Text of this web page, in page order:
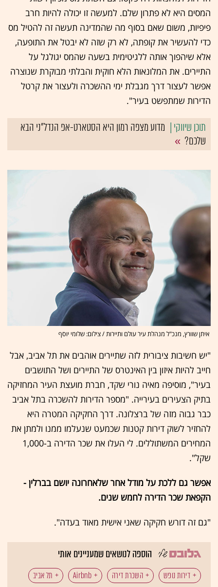
המסים היא לא פתרון שלם. למעשה זו יכולה להיות חרב
פיפיות, משום שאם בסוף מה שהמדינה תעשה זה להטיל מס
כדי להעשיר את קופתה, לא רק שזה לא יבטל את התופעה,
אלא שיהפוך אותה ללגיטימית בשעה שהמס יגולגל על
התיירים. את המלונאות הלא חוקית והבלתי מבוקרת שנוצרה
אפשר לעצור דרך מגבלת ימי ההשכרה ולעצור את קרטל
הדירות שמתפשט בעיר".
מדוע מצפה רמון היא הסטארט-אפ הנדל"ני הבא
שלכם?
איתן שוורץ, מנכ"ל מנהלת עיר עולם ותיירות / צילום: שלומי יוסף
"יש חשיבות ציבורית לזה שתיירים אוהבים את תל אביב, אבל
חייב להיות איזון בין האינטרס של התיירים ושל התושבים
בעיר", מוסיפה מאיה נורי שקד, חברת מועצת העיר המחזיקה
בתיק הצעירים בעירייה. "מספר הדירות להשכרה בתל אביב
כבר גבוה מזה של ברצלונה. דרך החקיקה המטרה היא
להחזיר לשוק דירות קטנות שכמעט שנעלמו ממנו ולמתן את
המחירים המשתוללים. לי העלו את שכר הדירה ב-1,000
שקל".
אפשר גם ללכת על מודל אחר שלאחרונה יושם בברלין -
הקפאת שכר הדירה לחמש שנים.
"גם זה דורש חקיקה שאני אישית מאוד בעדה".
הוספה לנושאים שמעניינים אותי
דירות נופש השכרת דירה Airbnb תל אביב